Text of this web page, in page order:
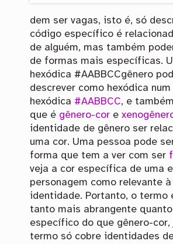
dem ser vagas, isto é, só
código específico é
de alguém, mas também
de formas mais específicas.
hexódica #AABBCCgênero
descrever como hexódica
hexódica #AABBCC, e
que é gênero-core
identidade de gênero ser
uma cor. Uma pessoa pode
forma que tem a ver com ser
veja a cor específica de uma
personagem como relevante à
identidade. Portanto, o termo
tanto mais abrangente
específico do que gênero-
termo só cobre identidades